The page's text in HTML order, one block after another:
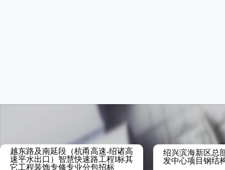
越东路及南延段（杭甬高速-绍诸高
速平水出口）智慧快速路工程I标其
它工程装饰专修专业分包招标
绍兴滨海新区总
发中心项目钢结